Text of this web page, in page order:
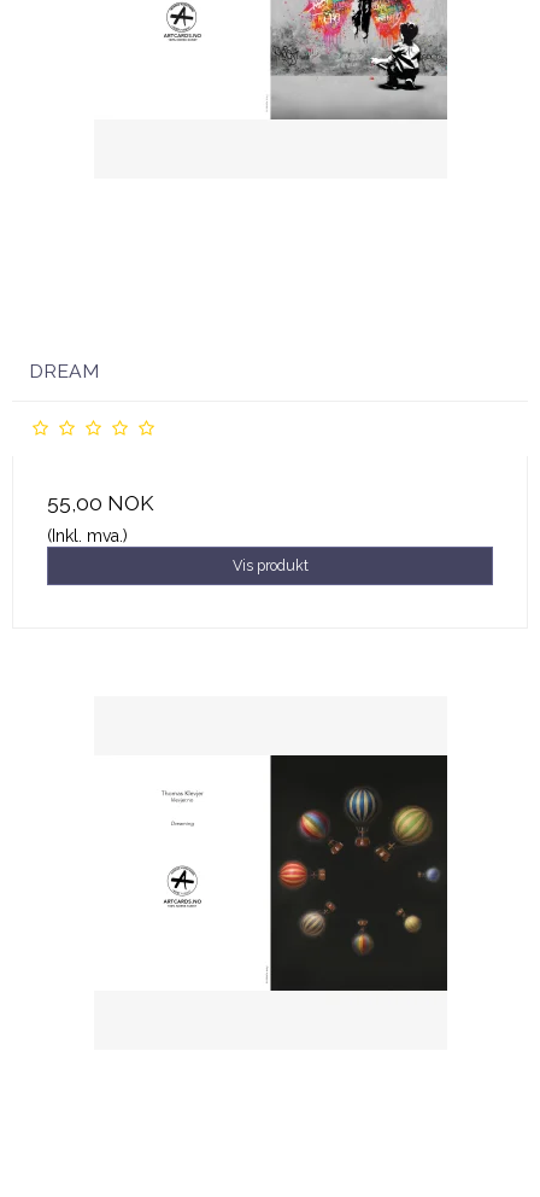
DREAM
55,00 NOK
(Inkl. mva.)
Vis produkt